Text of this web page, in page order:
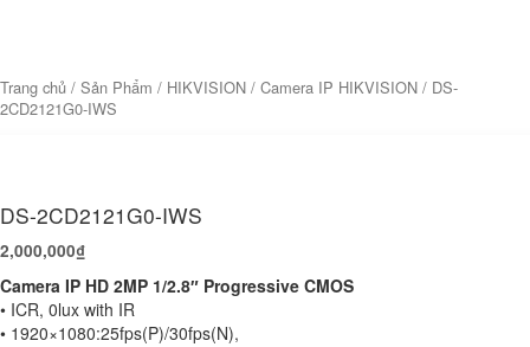
Trang chủ / Sản Phẩm / HIKVISION / Camera IP HIKVISION / DS-
2CD2121G0-IWS
DS-2CD2121G0-IWS
2,000,000₫
Camera IP HD 2MP 1/2.8″ Progressive CMOS
• ICR, 0lux with IR
• 1920×1080:25fps(P)/30fps(N),